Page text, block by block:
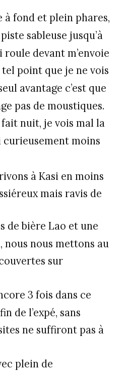
à fond et plein phares,
sableuse jusqu’à
roule devant m’envoie
point que je ne vois
avantage c’est que
pas de moustiques.
nuit, je vois mal la
curieusement moins
à Kasi en moins
mais ravis de
de bière Lao et une
nous nous mettons au
sur
3 fois dans ce
de l’expé, sans
ne suffiront pas à
plein de